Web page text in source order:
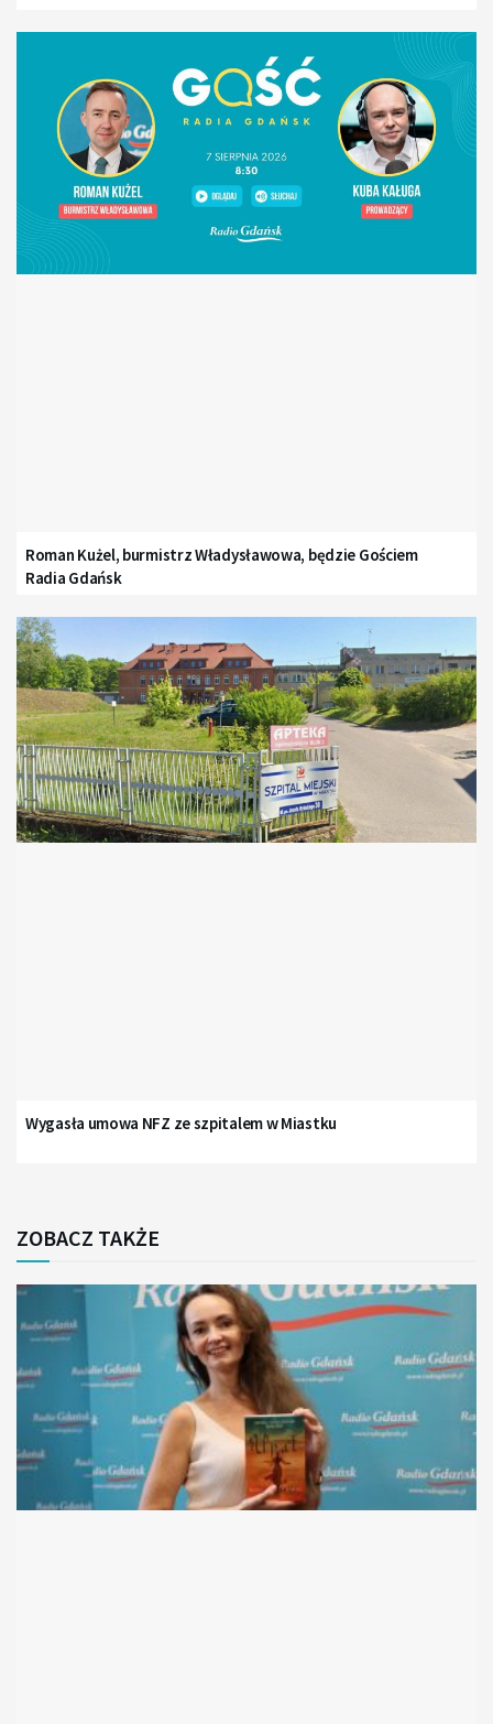
Roman Kużel, burmistrz Władysławowa, będzie Gościem
Radia Gdańsk
Wygasła umowa NFZ ze szpitalem w Miastku
ZOBACZ TAKŻE